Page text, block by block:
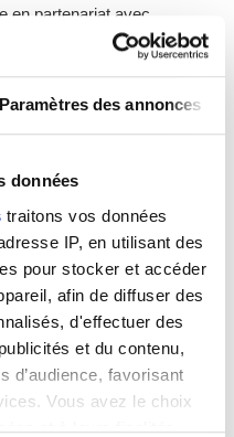
Paramètres des annonces
données
traitons vos données
IP, en utilisant des
pour stocker et accéder
afin de diffuser des
d'effectuer des
et du contenu,
d’audience, favorisant
Vous avez le choix
et à leurs finalités.
en partenariat avec